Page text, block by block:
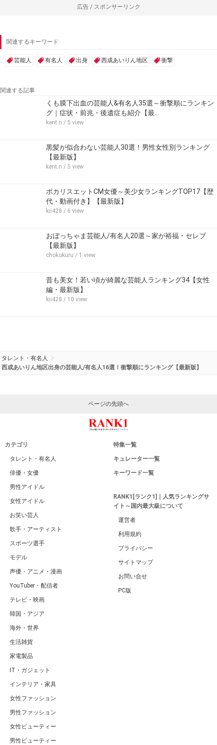
広告 / スポンサーリンク
関連するキーワード
芸能人 有名人 出身 西成あいりん地区 衝撃
関連する記事
くも膜下出血の芸能人&有名人35選～衝撃順にランキン
グ｜症状・前兆・後遺症も紹介【最…
kent.n / 5 view
黒髪が似合わない芸能人30選！男性女性別ランキング
【最新版】
kent.n / 5 view
ポカリスエットCM女優～美少女ランキングTOP17【歴
代・動画付き】【最新版】
kii428 / 6 view
おぼっちゃま芸能人/有名人20選～家が裕福・セレブ
【最新版】
chokokuru / 1 view
昔も美女！若い頃が綺麗な芸能人ランキング34【女性
編・最新版】
kii428 / 10 view
タレント・有名人
西成あいりん地区出身の芸能人/有名人16選！衝撃順にランキング【最新版】
ページの先頭へ
カテゴリ
タレント・有名人
俳優・女優
男性アイドル
女性アイドル
お笑い芸人
歌手・アーティスト
スポーツ選手
モデル
声優・アニメ・漫画
YouTuber・配信者
テレビ・映画
韓国・アジア
海外・世界
生活雑貨
家電製品
IT・ガジェット
インテリア・家具
女性ファッション
男性ファッション
女性ビューティー
男性ビューティー
特集一覧
キュレーター一覧
キーワード一覧
RANK1[ランク1]｜人気ランキングサ
イト～国内最大級について
運営者
利用規約
プライバシー
サイトマップ
お問い合せ
PC版